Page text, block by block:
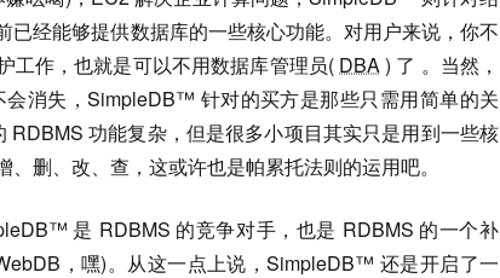
已经能够提供数据库的一些核心功能。对用户来说，你不
工作，也就是可以不用数据库管理员( DBA) 了 。当然，
消失，SimpleDB™ 针对的买方是那些只需用简单的关
RDBMS 功能复杂，但是很多小项目其实只是用到一些核
删、改、查，这或许也是帕累托法则的运用吧。
是 RDBMS 的竞争对手，也是 RDBMS 的一个补
，嘿)。从这一点上说，SimpleDB™ 还是开启了一